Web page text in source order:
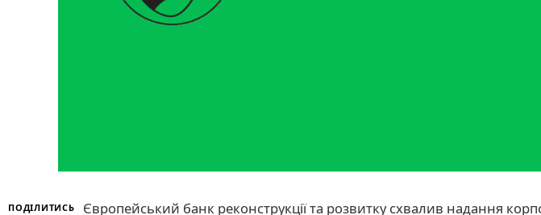
ПОДІЛИТИСЬ Європейський банк реконструкції та розвитку схвалив надання